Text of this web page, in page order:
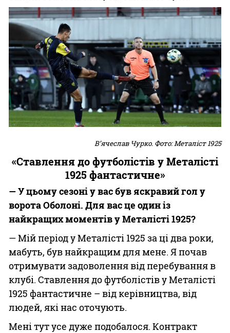
В’ячеслав Чурко. Фото: Металіст 1925
«Ставлення до футболістів у Металісті
1925 фантастичне»
— У цьому сезоні у вас був яскравий гол у
ворота Оболоні. Для вас це один із
найкращих моментів у Металісті 1925?
— Мій період у Металісті 1925 за ці два роки,
мабуть, був найкращим для мене. Я почав
отримувати задоволення від перебування в
клубі. Ставлення до футболістів у Металісті
1925 фантастичне – від керівництва, від
людей, які нас оточують.
Мені тут усе дуже подобалося. Контракт